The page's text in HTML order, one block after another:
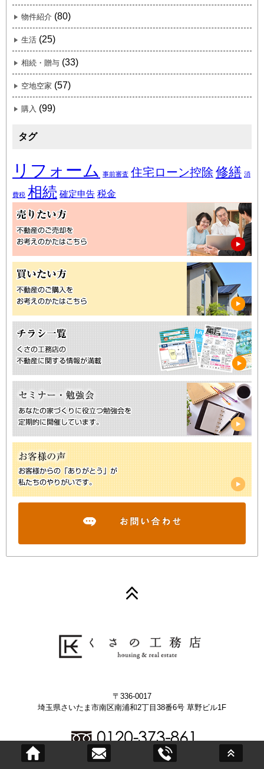
物件紹介 (80)
生活 (25)
相続・贈与 (33)
空地空家 (57)
購入 (99)
タグ
リフォーム 事前審査 住宅ローン控除 修繕 消
費税 相続 確定申告 税金
〒336-0017
埼玉県さいたま市南区南浦和2丁目38番6号 草野ビル1F